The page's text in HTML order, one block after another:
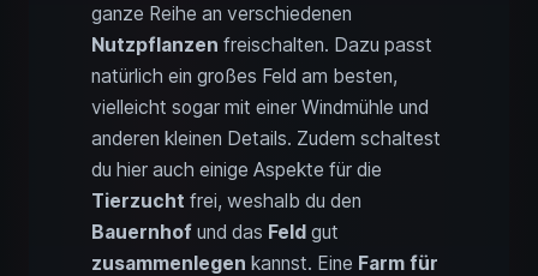
ganze Reihe an verschiedenen
Nutzpflanzen freischalten. Dazu passt
natürlich ein großes Feld am besten,
vielleicht sogar mit einer Windmühle und
anderen kleinen Details. Zudem schaltest
du hier auch einige Aspekte für die
Tierzucht frei, weshalb du den
Bauernhof und das Feld gut
zusammenlegen kannst. Eine Farm für